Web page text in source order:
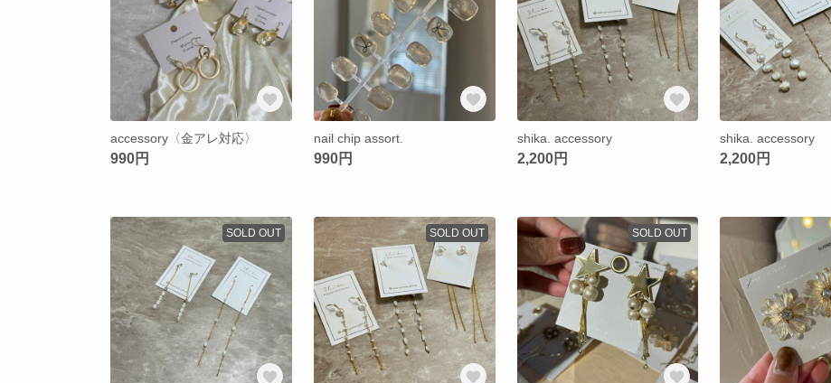
accessory〈金アレ対応〉
990円
nail chip assort.
990円
shika. accessory
2,200円
shika. accessory
2,200円
SOLD OUT SOLD OUT SOLD OUT